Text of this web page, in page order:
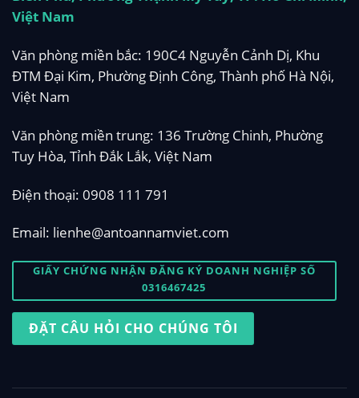
Việt Nam
Văn phòng miền bắc: 190C4 Nguyễn Cảnh Dị, Khu
ĐTM Đại Kim, Phường Định Công, Thành phố Hà Nội,
Việt Nam
Văn phòng miền trung: 136 Trường Chinh, Phường
Tuy Hòa, Tỉnh Đắk Lắk, Việt Nam
Điện thoại: 0908 111 791
Email: lienhe@antoannamviet.com
GIẤY CHỨNG NHẬN ĐĂNG KÝ DOANH NGHIỆP SỐ
0316467425
ĐẶT CÂU HỎI CHO CHÚNG TÔI